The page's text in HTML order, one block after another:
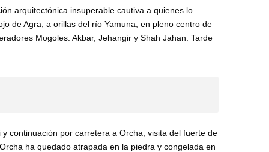
arquitectónica insuperable cautiva a quienes lo
de Agra, a orillas del río Yamuna, en pleno centro de
Mogoles: Akbar, Jehangir y Shah Jahan. Tarde
continuación por carretera a Orcha, visita del fuerte de
ha quedado atrapada en la piedra y congelada en